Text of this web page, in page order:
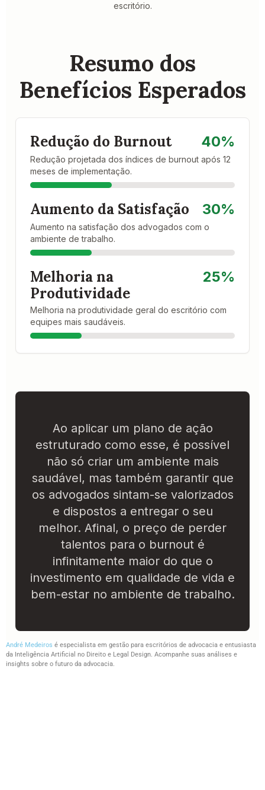
escritório.
Resumo dos
Benefícios Esperados
Redução do Burnout 40%
Redução projetada dos índices de burnout após 12
meses de implementação.
Aumento da Satisfação 30%
Aumento na satisfação dos advogados com o
ambiente de trabalho.
Melhoria na
Produtividade
25%
Melhoria na produtividade geral do escritório com
equipes mais saudáveis.
Ao aplicar um plano de ação
estruturado como esse, é possível
não só criar um ambiente mais
saudável, mas também garantir que
os advogados sintam-se valorizados
e dispostos a entregar o seu
melhor. Afinal, o preço de perder
talentos para o burnout é
infinitamente maior do que o
investimento em qualidade de vida e
bem-estar no ambiente de trabalho.
André Medeiros é especialista em gestão para escritórios de advocacia e entusiasta
da Inteligência Artificial no Direito e Legal Design. Acompanhe suas análises e
insights sobre o futuro da advocacia.